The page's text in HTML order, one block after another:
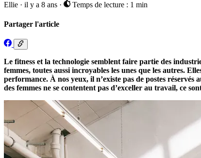
Ellie · il y a 8 ans · Temps de lecture : 1 min
Partager l'article
Le fitness et la technologie semblent faire partie des
femmes, toutes aussi incroyables les unes que les autres.
performance. À nos yeux, il n’existe pas de postes
des femmes ne se contentent pas d’exceller au travail, ce